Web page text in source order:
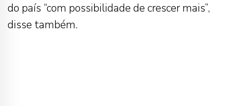
do país “com possibilidade de crescer mais”,
disse também.